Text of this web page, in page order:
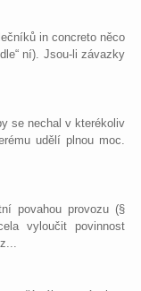
in concreto něco
ní). Jsou-li závazky
se nechal v kterékoliv
udělí plnou moc.
povahou provozu (§
vyloučit povinnost